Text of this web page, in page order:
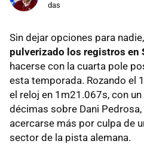
das
Sin dejar opciones para nadie,
pulverizado los registros en
hacerse con la cuarta pole
esta temporada. Rozando el
el reloj en 1m21.067s, con
décimas sobre Dani
acercarse más por culpa de
sector de la pista alemana.